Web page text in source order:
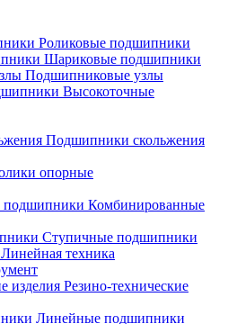
Роликовые подшипники
Шариковые подшипники
Подшипниковые узлы
Высокоточные
Подшипники скольжения
опорные
Комбинированные
Ступичные подшипники
Линейная техника
Резино-технические
Линейные подшипники